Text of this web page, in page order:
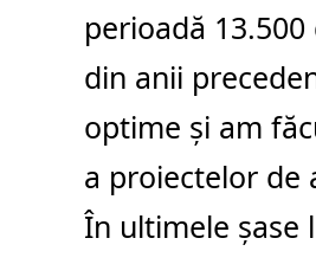
perioadă
din anii
optime și am
a proiectelor de
În ultimele șase